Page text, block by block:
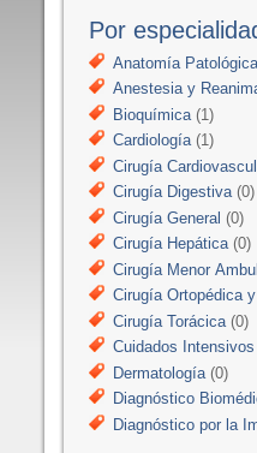
Por
Anatomía Patológica
Anestesia y
Bioquímica(1)
Cardiología(1)
Cirugía
Cirugía Digestiva(0)
Cirugía General (0)
Cirugía Hepática(0)
Cirugía Menor
Cirugía Ortopédica
Cirugía Torácica(0)
Cuidados Intensivos
Dermatología(0)
Diagnóstico
Diagnóstico por la